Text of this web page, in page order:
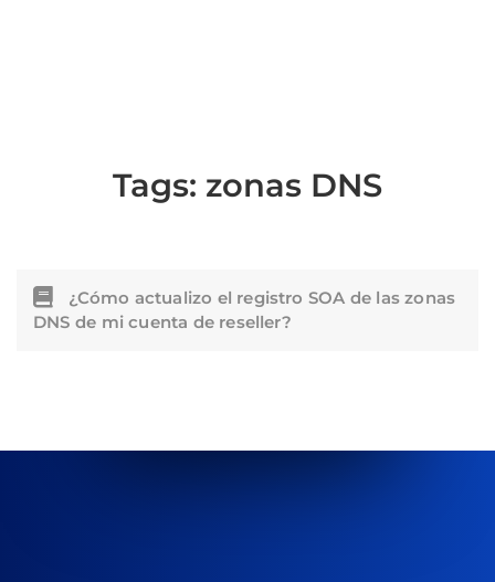
Tags: zonas DNS
¿Cómo actualizo el registro SOA de las zonas
DNS de mi cuenta de reseller?